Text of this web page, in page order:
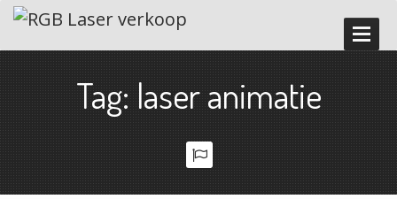
DIENSTENTag: laser animatie